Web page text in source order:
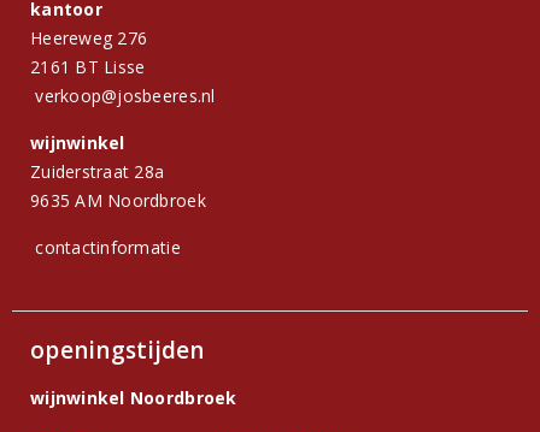
kantoor
Heereweg 276
2161 BT Lisse
verkoop@josbeeres.nl
wijnwinkel
Zuiderstraat 28a
9635 AM Noordbroek
contactinformatie
openingstijden
wijnwinkel Noordbroek